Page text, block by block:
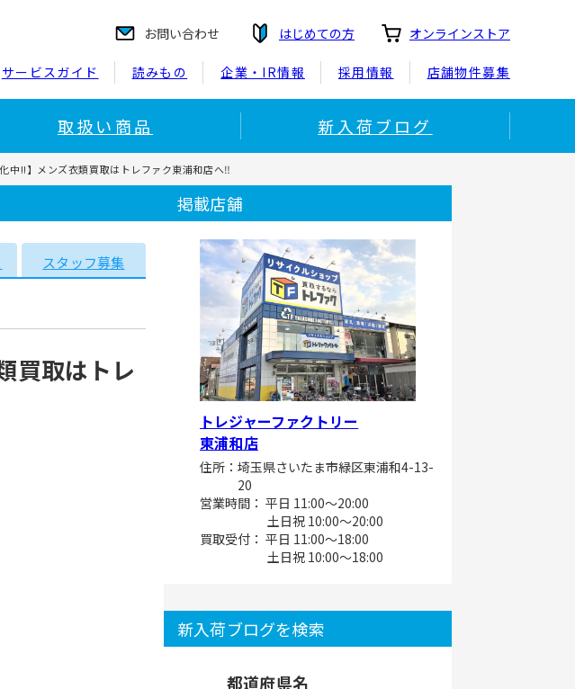
お問い合わせ はじめての方 オンラインストア
サービスガイド 読みもの 企業・IR情報 採用情報 店舗物件募集
取扱い商品 新入荷ブログ
中!!】メンズ衣類買取はトレファク東浦和店へ‼
スタッフ募集
買取はトレ
掲載店舗
トレジャーファクトリー
東浦和店
住所：埼玉県さいたま市緑区東浦和4-13-
20
営業時間： 平日 11:00～20:00
土日祝 10:00～20:00
買取受付： 平日 11:00～18:00
土日祝 10:00～18:00
新入荷ブログを検索
都道府県名